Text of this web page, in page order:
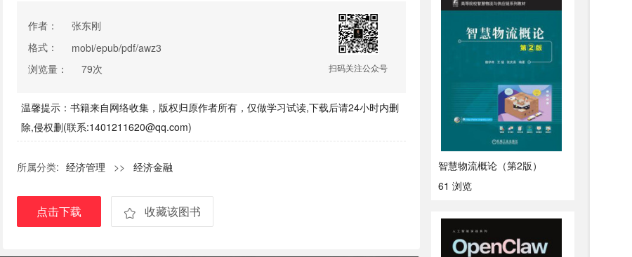
作者：
张东刚
格式：
mobi/epub/pdf/awz3
浏览量：
79次 扫码关注公众号
温馨提示：书籍来自网络收集，版权归原作者所有，仅做学习试读,下载后请24小时内删
除,侵权删(联系:1401211620@qq.com)
所属分类: 经济管理 >> 经济金融
点击下载 收藏该图书
智慧物流概论（第2版）
61 浏览